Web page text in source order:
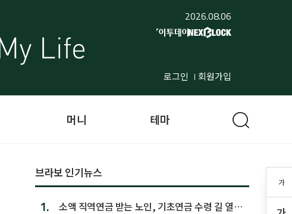
2026.08.06
로그인 회원가입
가
머니 테마
브라보 인기뉴스
1.
소액 직역연금 받는 노인, 기초연금 수령 길 열린